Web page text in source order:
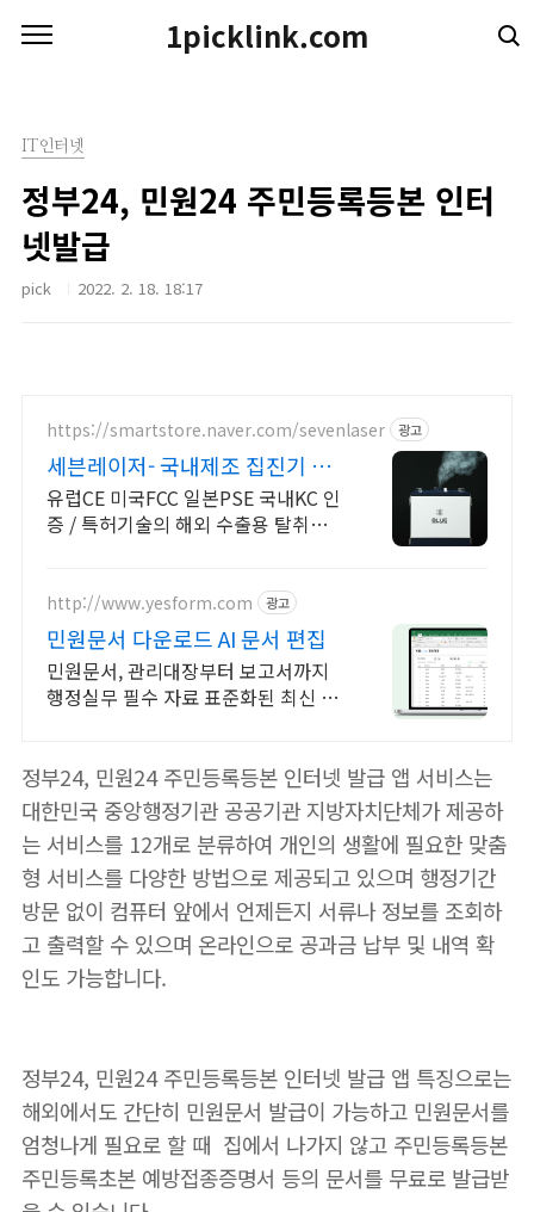
1picklink.com
IT인터넷
정부24, 민원24 주민등록등본 인터
넷발급
pick 2022. 2. 18. 18:17
https://smartstore.naver.com/sevenlaser 광고
세븐레이저- 국내제조 집진기 스
토어 (만점)리뷰 확인하기
유럽CE 미국FCC 일본PSE 국내KC 인
증 / 특허기술의 해외 수출용 탈취집
http://www.yesform.com 광고
민원문서 다운로드 AI 문서 편집
민원문서, 관리대장부터 보고서까지
행정실무 필수 자료 표준화된 최신 서
정부24, 민원24 주민등록등본 인터넷 발급 앱 서비스는
대한민국 중앙행정기관 공공기관 지방자치단체가 제공하
는 서비스를 12개로 분류하여 개인의 생활에 필요한 맞춤
형 서비스를 다양한 방법으로 제공되고 있으며 행정기간
방문 없이 컴퓨터 앞에서 언제든지 서류나 정보를 조회하
고 출력할 수 있으며 온라인으로 공과금 납부 및 내역 확
인도 가능합니다.
정부24, 민원24 주민등록등본 인터넷 발급 앱 특징으로는
해외에서도 간단히 민원문서 발급이 가능하고 민원문서를
엄청나게 필요로 할 때 집에서 나가지 않고 주민등록등본
주민등록초본 예방접종증명서 등의 문서를 무료로 발급받